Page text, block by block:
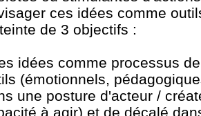
ces idées comme
de 3 objectifs :
idées comme processus
(émotionnels,
une posture d'acteur /
à agir) et de décalé